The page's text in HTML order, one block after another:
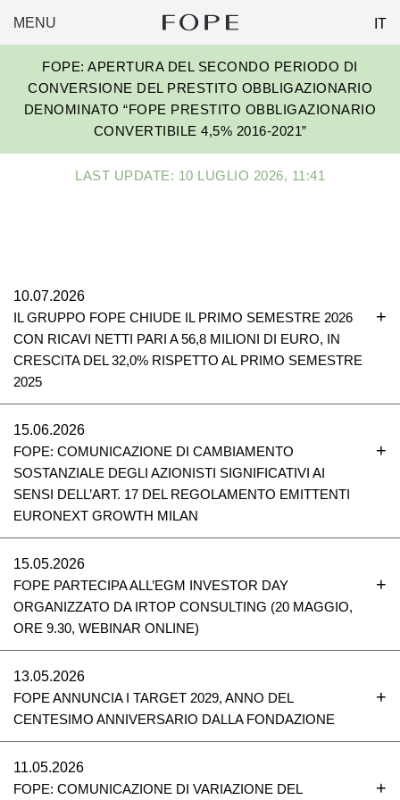
MENU
FOPE
GROUP
IT
FOPE: APERTURA DEL SECONDO PERIODO DI
CONVERSIONE DEL PRESTITO OBBLIGAZIONARIO
DENOMINATO “FOPE PRESTITO OBBLIGAZIONARIO
CONVERTIBILE 4,5% 2016-2021”
LAST UPDATE: 10 LUGLIO 2026, 11:41
10.07.2026
IL GRUPPO FOPE CHIUDE IL PRIMO SEMESTRE 2026
CON RICAVI NETTI PARI A 56,8 MILIONI DI EURO, IN
CRESCITA DEL 32,0% RISPETTO AL PRIMO SEMESTRE
2025
15.06.2026
FOPE: COMUNICAZIONE DI CAMBIAMENTO
SOSTANZIALE DEGLI AZIONISTI SIGNIFICATIVI AI
SENSI DELL’ART. 17 DEL REGOLAMENTO EMITTENTI
EURONEXT GROWTH MILAN
15.05.2026
FOPE PARTECIPA ALL’EGM INVESTOR DAY
ORGANIZZATO DA IRTOP CONSULTING (20 MAGGIO,
ORE 9.30, WEBINAR ONLINE)
13.05.2026
FOPE ANNUNCIA I TARGET 2029, ANNO DEL
CENTESIMO ANNIVERSARIO DALLA FONDAZIONE
11.05.2026
FOPE: COMUNICAZIONE DI VARIAZIONE DEL